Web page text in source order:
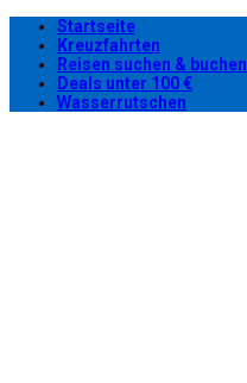
Startseite
Kreuzfahrten
Reisen suchen & buchen
Deals unter 100 €
Wasserrutschen